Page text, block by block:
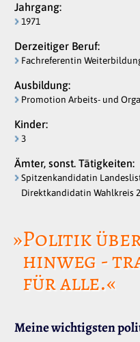
Jahrgang:
1971
Derzeitiger Beruf:
Fachreferentin
Ausbildung:
Promotion Arbeits- und
Kinder:
3
Ämter, sonst. Tätigkeiten:
Spitzenkandidatin
Direktkandidatin Wahlkreis
»Politik
hinweg -
für alle.«
Meine wichtigsten